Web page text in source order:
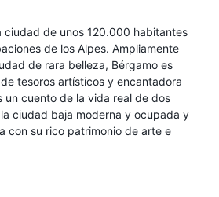
ciudad de unos 120.000 habitantes
de los Alpes. Ampliamente
de rara belleza, Bérgamo es
tesoros artísticos y encantadora
un cuento de la vida real de dos
ciudad baja moderna y ocupada y
con su rico patrimonio de arte e